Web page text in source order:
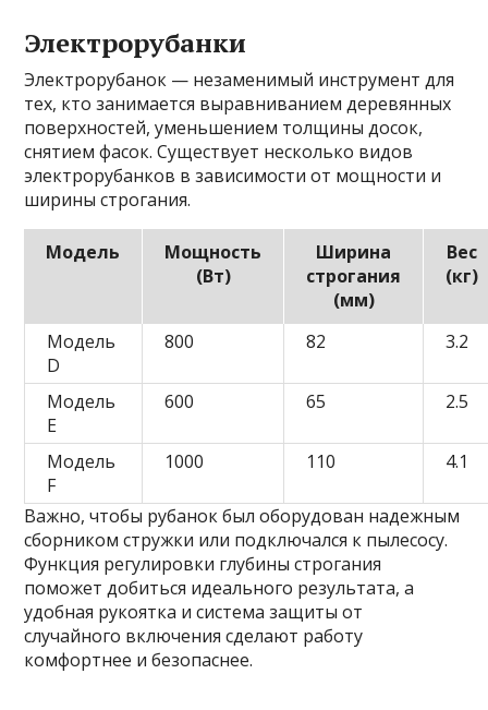
Электрорубанки
Электрорубанок — незаменимый инструмент для
тех, кто занимается выравниванием деревянных
поверхностей, уменьшением толщины досок,
снятием фасок. Существует несколько видов
электрорубанков в зависимости от мощности и
ширины строгания.
Модель
Мощность
(Вт)
Ширина
строгания
(мм)
Вес
(кг)
Модель
D
800 82 3.2
Модель
E
600 65 2.5
Модель
F
1000 110 4.1
Важно, чтобы рубанок был оборудован надежным
сборником стружки или подключался к пылесосу.
Функция регулировки глубины строгания
поможет добиться идеального результата, а
удобная рукоятка и система защиты от
случайного включения сделают работу
комфортнее и безопаснее.